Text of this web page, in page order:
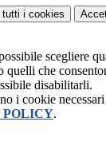
tutti i cookies
scegliere
quelli che
disabilitarli.
i cookie
POLICY.